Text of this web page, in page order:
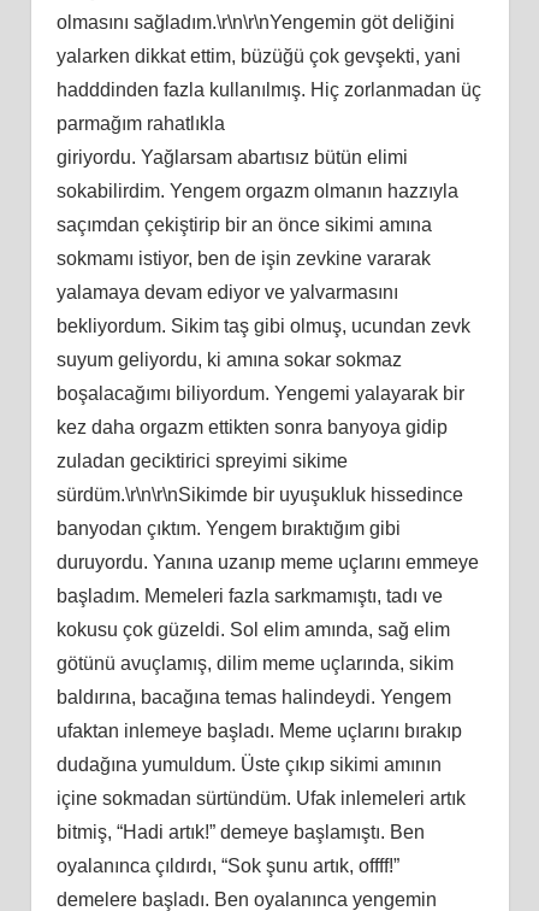
olmasını sağladım.\r\n\r\nYengemin göt deliğini
yalarken dikkat ettim, büzüğü çok gevşekti, yani
hadddinden fazla kullanılmış. Hiç zorlanmadan üç
parmağım rahatlıkla
giriyordu. Yağlarsam abartısız bütün elimi
sokabilirdim. Yengem orgazm olmanın hazzıyla
saçımdan çekiştirip bir an önce sikimi amına
sokmamı istiyor, ben de işin zevkine vararak
yalamaya devam ediyor ve yalvarmasını
bekliyordum. Sikim taş gibi olmuş, ucundan zevk
suyum geliyordu, ki amına sokar sokmaz
boşalacağımı biliyordum. Yengemi yalayarak bir
kez daha orgazm ettikten sonra banyoya gidip
zuladan geciktirici spreyimi sikime
sürdüm.\r\n\r\nSikimde bir uyuşukluk hissedince
banyodan çıktım. Yengem bıraktığım gibi
duruyordu. Yanına uzanıp meme uçlarını emmeye
başladım. Memeleri fazla sarkmamıştı, tadı ve
kokusu çok güzeldi. Sol elim amında, sağ elim
götünü avuçlamış, dilim meme uçlarında, sikim
baldırına, bacağına temas halindeydi. Yengem
ufaktan inlemeye başladı. Meme uçlarını bırakıp
dudağına yumuldum. Üste çıkıp sikimi amının
içine sokmadan sürtündüm. Ufak inlemeleri artık
bitmiş, “Hadi artık!” demeye başlamıştı. Ben
oyalanınca çıldırdı, “Sok şunu artık, offff!”
demelere başladı. Ben oyalanınca yengemin